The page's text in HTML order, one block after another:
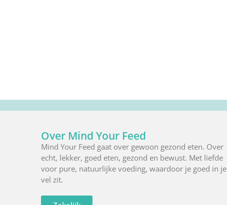
Over Mind Your Feed
Mind Your Feed gaat over gewoon gezond eten. Over
echt, lekker, goed eten, gezond en bewust. Met liefde
voor pure, natuurlijke voeding, waardoor je goed in je
vel zit.